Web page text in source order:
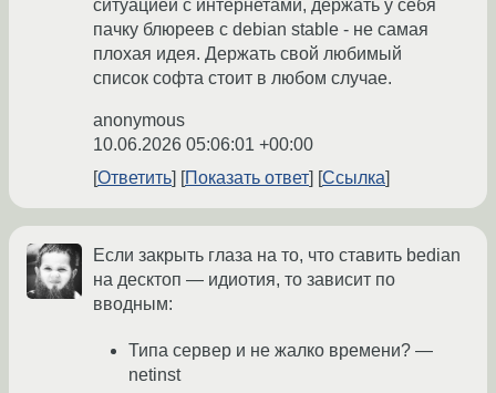
ситуацией с интернетами, держать у себя
пачку блюреев с debian stable - не самая
плохая идея. Держать свой любимый
список софта стоит в любом случае.
anonymous
10.06.2026 05:06:01 +00:00
Ответить
Показать ответ Ссылка
Если закрыть глаза на то, что ставить bedian
на десктоп — идиотия, то зависит по
вводным:
Типа сервер и не жалко времени? —
netinst